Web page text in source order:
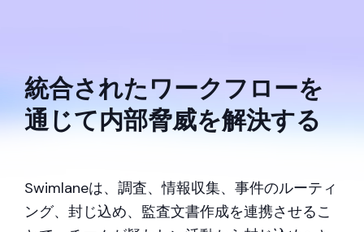
統合されたワークフローを
Swimlaneは、調査、情報収集、事件のルーティ